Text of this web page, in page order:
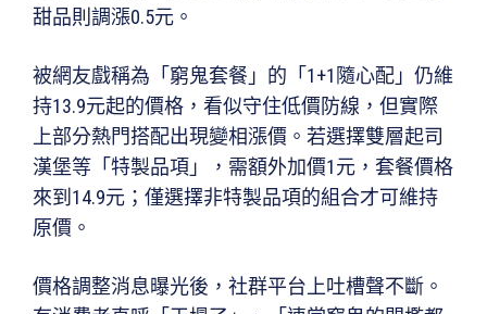
甜品則調漲0.5元。
被網友戲稱為「窮鬼套餐」的「1+1隨心配」仍維
持13.9元起的價格，看似守住低價防線，但實際
上部分熱門搭配出現變相漲價。若選擇雙層起司
漢堡等「特製品項」，需額外加價1元，套餐價格
來到14.9元；僅選擇非特製品項的組合才可維持
原價。
價格調整消息曝光後，社群平台上吐槽聲不斷。